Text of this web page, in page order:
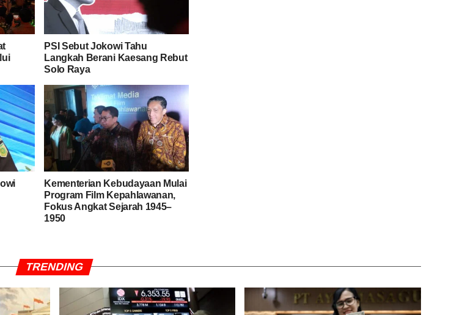
PSI Sebut Jokowi Tahu
Langkah Berani Kaesang Rebut
Solo Raya
Kementerian Kebudayaan Mulai
Program Film Kepahlawanan,
Fokus Angkat Sejarah 1945–
1950
TRENDING